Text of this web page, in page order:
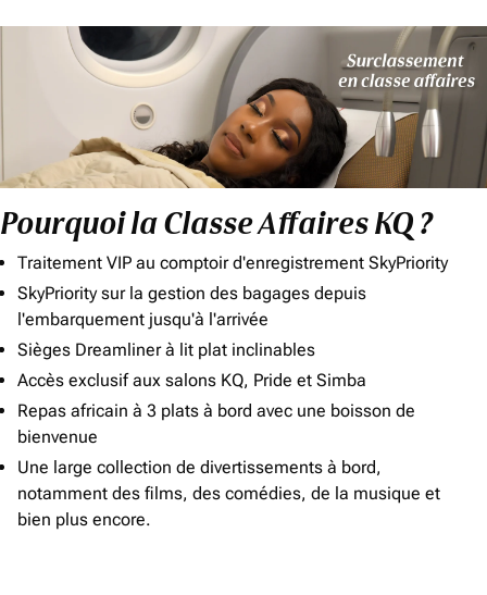
Pourquoi la Classe Affaires KQ ?
Traitement VIP au comptoir d'enregistrement SkyPriority
SkyPriority sur la gestion des bagages depuis
l'embarquement jusqu'à l'arrivée
Sièges Dreamliner à lit plat inclinables
Accès exclusif aux salons KQ, Pride et Simba
Repas africain à 3 plats à bord avec une boisson de
bienvenue
Une large collection de divertissements à bord,
notamment des films, des comédies, de la musique et
bien plus encore.